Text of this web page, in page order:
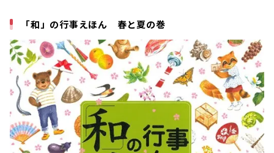
「和」の行事えほん 春と夏の巻